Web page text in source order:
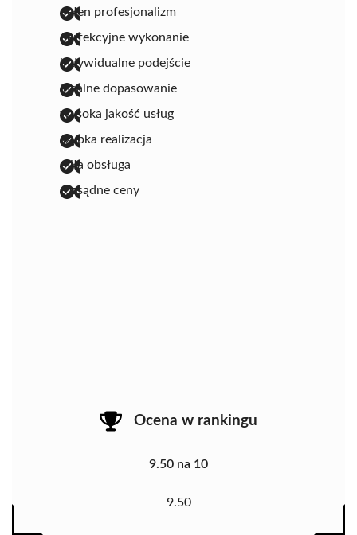
pełen profesjonalizm
perfekcyjne wykonanie
indywidualne podejście
idealne dopasowanie
wysoka jakość usług
szybka realizacja
miła obsługa
rozsądne ceny
Ocena w rankingu
9.50 na 10
9.50